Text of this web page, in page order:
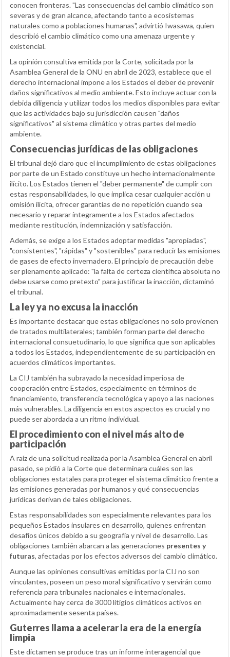
conocen fronteras. "Las consecuencias del cambio climático son
severas y de gran alcance, afectando tanto a ecosistemas
naturales como a poblaciones humanas", advirtió Iwasawa, quien
describió el cambio climático como una amenaza urgente y
existencial.
La opinión consultiva emitida por la Corte, solicitada por la
Asamblea General de la ONU en abril de 2023, establece que el
derecho internacional impone a los Estados el deber de prevenir
daños significativos al medio ambiente. Esto incluye actuar con la
debida diligencia y utilizar todos los medios disponibles para evitar
que las actividades bajo su jurisdicción causen "daños
significativos" al sistema climático y otras partes del medio
ambiente.
Consecuencias jurídicas de las obligaciones
El tribunal dejó claro que el incumplimiento de estas obligaciones
por parte de un Estado constituye un hecho internacionalmente
ilícito. Los Estados tienen el "deber permanente" de cumplir con
estas responsabilidades, lo que implica cesar cualquier acción u
omisión ilícita, ofrecer garantías de no repetición cuando sea
necesario y reparar íntegramente a los Estados afectados
mediante restitución, indemnización y satisfacción.
Además, se exige a los Estados adoptar medidas "apropiadas",
"consistentes", "rápidas" y "sostenibles" para reducir las emisiones
de gases de efecto invernadero. El principio de precaución debe
ser plenamente aplicado: "la falta de certeza científica absoluta no
debe usarse como pretexto" para justificar la inacción, dictaminó
el tribunal.
La ley ya no excusa la inacción
Es importante destacar que estas obligaciones no solo provienen
de tratados multilaterales; también forman parte del derecho
internacional consuetudinario, lo que significa que son aplicables
a todos los Estados, independientemente de su participación en
acuerdos climáticos importantes.
La CIJ también ha subrayado la necesidad imperiosa de
cooperación entre Estados, especialmente en términos de
financiamiento, transferencia tecnológica y apoyo a las naciones
más vulnerables. La diligencia en estos aspectos es crucial y no
puede ser abordada a un ritmo individual.
El procedimiento con el nivel más alto de
participación
A raíz de una solicitud realizada por la Asamblea General en abril
pasado, se pidió a la Corte que determinara cuáles son las
obligaciones estatales para proteger el sistema climático frente a
las emisiones generadas por humanos y qué consecuencias
jurídicas derivan de tales obligaciones.
Estas responsabilidades son especialmente relevantes para los
pequeños Estados insulares en desarrollo, quienes enfrentan
desafíos únicos debido a su geografía y nivel de desarrollo. Las
obligaciones también abarcan a las generaciones presentes y
futuras, afectadas por los efectos adversos del cambio climático.
Aunque las opiniones consultivas emitidas por la CIJ no son
vinculantes, poseen un peso moral significativo y servirán como
referencia para tribunales nacionales e internacionales.
Actualmente hay cerca de 3000 litigios climáticos activos en
aproximadamente sesenta países.
Guterres llama a acelerar la era de la energía
limpia
Este dictamen se produce tras un informe interagencial que